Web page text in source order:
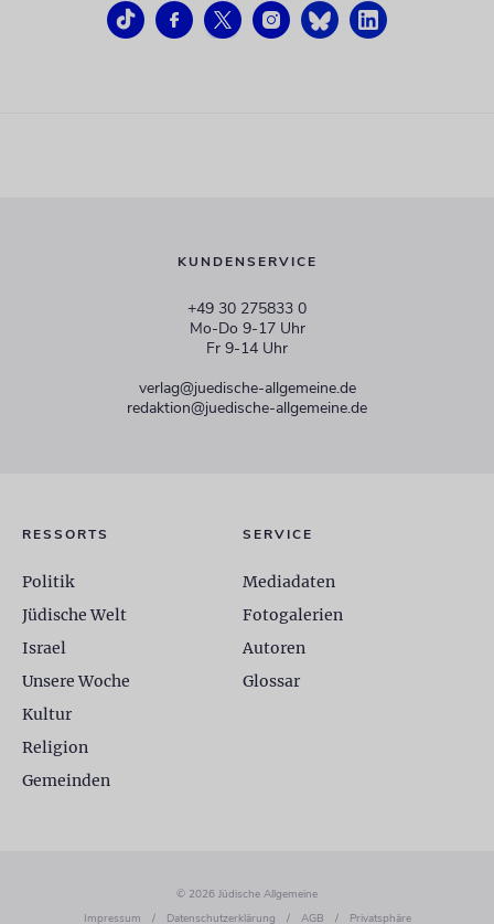
KUNDENSERVICE
+49 30 275833 0
Mo-Do 9-17 Uhr
Fr 9-14 Uhr
verlag@juedische-allgemeine.de
redaktion@juedische-allgemeine.de
RESSORTS
Politik
Jüdische Welt
Israel
Unsere Woche
Kultur
Religion
Gemeinden
SERVICE
Mediadaten
Fotogalerien
Autoren
Glossar
© 2026 Jüdische Allgemeine
Impressum
/ Datenschutzerklärung / AGB / Privatsphäre